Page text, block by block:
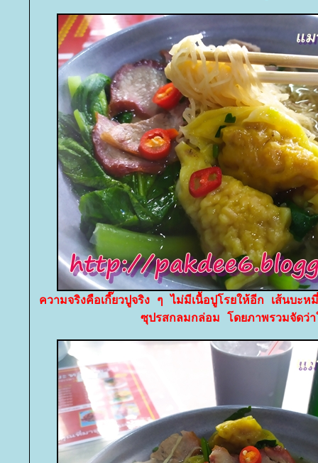
ความจริงคือเกี๊ยวปูจริง ๆ ไม่มีเนื้อปูโรยให้อีก เส้นบะ
ซุปรสกลมกล่อม โดยภาพรวมจัดว่า